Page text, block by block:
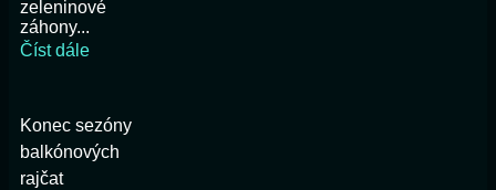
zeleninové
záhony...
Číst dále
Konec sezóny
balkónových
rajčat